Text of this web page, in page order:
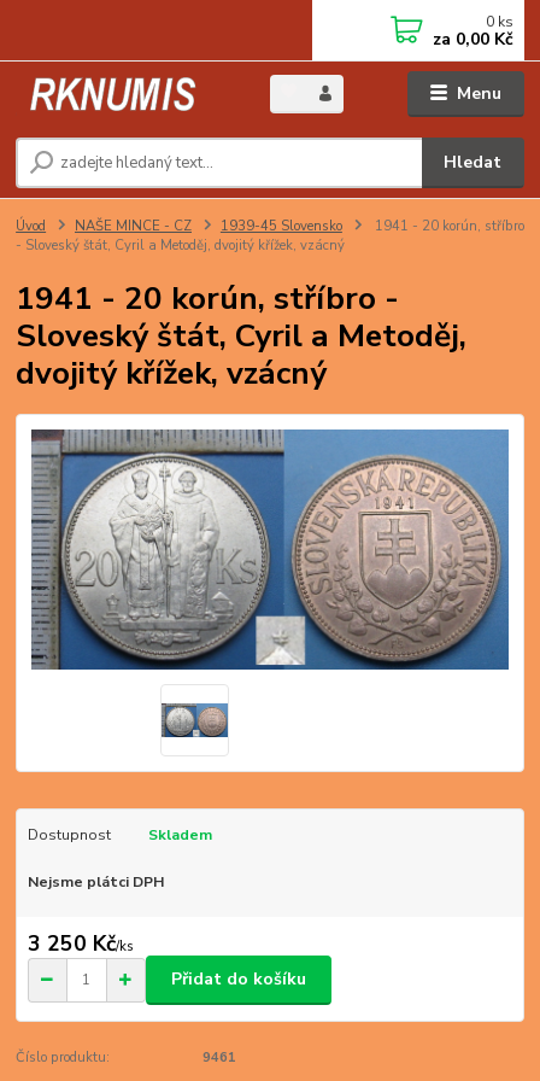
Menu
Hledat
0 ks
za 0,00 Kč
Úvod NAŠE MINCE - CZ 1939-45 Slovensko
1941 - 20 korún, stříbro
- Sloveský štát, Cyril a Metoděj, dvojitý křížek, vzácný
1941 - 20 korún, stříbro -
Sloveský štát, Cyril a Metoděj,
dvojitý křížek, vzácný
Dostupnost Skladem
Nejsme plátci DPH
3 250 Kč/ks
Přidat do košíku
Číslo produktu: 9461